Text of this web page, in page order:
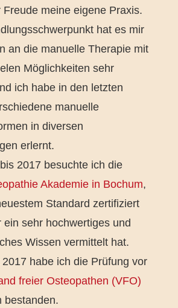
Freude meine eigene Praxis.
hat es mir
an die manuelle Therapie mit
Möglichkeiten sehr
ich habe in den letzten
manuelle
in diversen
erlernt.
2017 besuchte ich die
Akademie in Bochum,
Standard zertifiziert
ein sehr hochwertiges und
Wissen vermittelt hat.
2017 habe ich die Prüfung vor
freier Osteopathen (VFO)
bestanden.